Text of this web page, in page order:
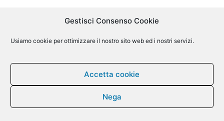
Gestisci Consenso Cookie
Usiamo cookie per ottimizzare il nostro sito web ed i nostri servizi.
Accetta cookie
Nega